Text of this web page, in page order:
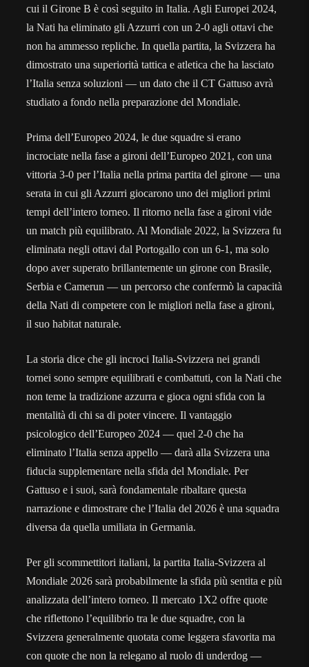
cui il Girone B è così seguito in Italia. Agli Europei 2024,
la Nati ha eliminato gli Azzurri con un 2-0 agli ottavi che
non ha ammesso repliche. In quella partita, la Svizzera ha
dimostrato una superiorità tattica e atletica che ha lasciato
l’Italia senza soluzioni — un dato che il CT Gattuso avrà
studiato a fondo nella preparazione del Mondiale.
Prima dell’Europeo 2024, le due squadre si erano
incrociate nella fase a gironi dell’Europeo 2021, con una
vittoria 3-0 per l’Italia nella prima partita del girone — una
serata in cui gli Azzurri giocarono uno dei migliori primi
tempi dell’intero torneo. Il ritorno nella fase a gironi vide
un match più equilibrato. Al Mondiale 2022, la Svizzera fu
eliminata negli ottavi dal Portogallo con un 6-1, ma solo
dopo aver superato brillantemente un girone con Brasile,
Serbia e Camerun — un percorso che confermò la capacità
della Nati di competere con le migliori nella fase a gironi,
il suo habitat naturale.
La storia dice che gli incroci Italia-Svizzera nei grandi
tornei sono sempre equilibrati e combattuti, con la Nati che
non teme la tradizione azzurra e gioca ogni sfida con la
mentalità di chi sa di poter vincere. Il vantaggio
psicologico dell’Europeo 2024 — quel 2-0 che ha
eliminato l’Italia senza appello — darà alla Svizzera una
fiducia supplementare nella sfida del Mondiale. Per
Gattuso e i suoi, sarà fondamentale ribaltare questa
narrazione e dimostrare che l’Italia del 2026 è una squadra
diversa da quella umiliata in Germania.
Per gli scommettitori italiani, la partita Italia-Svizzera al
Mondiale 2026 sarà probabilmente la sfida più sentita e più
analizzata dell’intero torneo. Il mercato 1X2 offre quote
che riflettono l’equilibrio tra le due squadre, con la
Svizzera generalmente quotata come leggera sfavorita ma
con quote che non la relegano al ruolo di underdog —